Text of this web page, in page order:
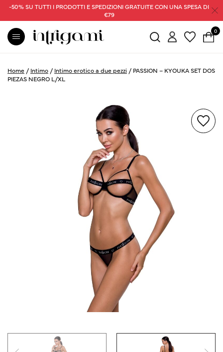
-50% SU TUTTI I PRODOTTI E SPEDIZIONI GRATUITE CON UNA SPESA DI
€79
0
Home / Intimo / Intimo erotico a due pezzi / PASSION – KYOUKA SET DOS
PIEZAS NEGRO L/XL